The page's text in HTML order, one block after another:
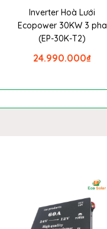
Inverter Hoà Lưới
Ecopower 30KW 3 pha
(EP-30K-T2)
₫
24.990.000